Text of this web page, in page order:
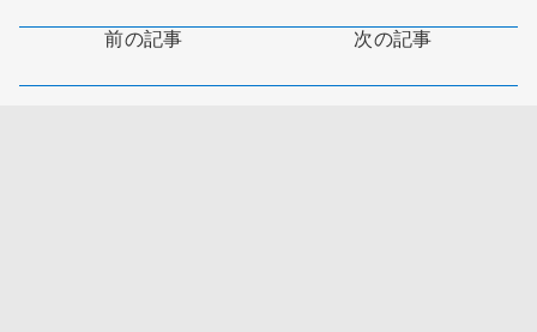
前の記事 次の記事